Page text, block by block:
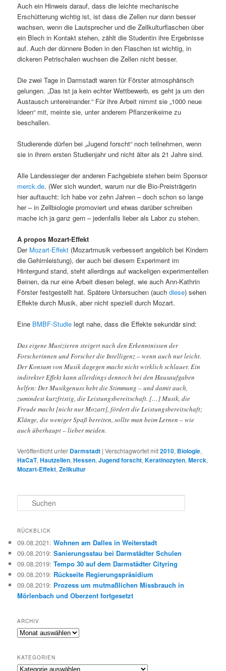
Auch ein Hinweis darauf, dass die leichte mechanische
Erschütterung wichtig ist, ist dass die Zellen nur dann besser
wachsen, wenn die Lautsprecher und die Zellkulturflaschen über
ein Blech in Kontakt stehen, zählt die Studentin ihre Ergebnisse
auf. Auch der dünnere Boden in den Flaschen ist wichtig, in
dickeren Petrischalen wuchsen die Zellen nicht besser.
Die zwei Tage in Darmstadt waren für Förster atmosphärisch
gelungen. „Das ist ja kein echter Wettbewerb, es geht ja um den
Austausch untereinander.“ Für ihre Arbeit nimmt sie „1000 neue
Ideen“ mit, meinte sie, unter anderem Pflanzenkeime zu
beschallen.
Studierende dürfen bei „Jugend forscht“ noch teilnehmen, wenn
sie in ihrem ersten Studienjahr und nicht älter als 21 Jahre sind.
Alle Landessieger der anderen Fachgebiete stehen beim Sponsor
merck.de. (Wer sich wundert, warum nur die Bio-Preisträgerin
hier auftaucht: Ich habe vor zehn Jahren – doch schon so lange
her – in Zellbiologie promoviert und etwas darüber schreiben
mache ich ja ganz gern – jedenfalls lieber als Labor zu stehen.
A propos Mozart-Effekt
Der Mozart-Effekt (Mozartmusik verbessert angeblich bei Kindern
die Gehirnleistung), der auch bei diesem Experiment im
Hintergund stand, steht allerdings auf wackeligen experimentellen
Beinen, da nur eine Arbeit diesen belegt, wie auch Ann-Kathrin
Förster festgestellt hat. Spätere Untersuchen (auchdiese) sehen
Effekte durch Musik, aber nicht speziell durch Mozart.
Eine BMBF-Studie legt nahe, dass die Effekte sekundär sind:
Das eigene Musizieren steigert nach den Erkenntnissen der
Forscherinnen und Forscher die Intelligenz – wenn auch nur leicht.
Der Konsum von Musik dagegen macht nicht wirklich schlauer. Ein
indirekter Effekt kann allerdings dennoch bei den Hausaufgaben
helfen: Der Musikgenuss hebt die Stimmung – und damit auch,
zumindest kurzfristig, die Leistungsbereitschaft. […] Musik, die
Freude macht [nicht nur Mozart], fördert die Leistungsbereitschaft;
Klänge, die weniger Spaß bereiten, sollte man beim Lernen – wie
auch überhaupt – lieber meiden.
Veröffentlicht unter Darmstadt |Verschlagwortet mit2010, Biologie,
HaCaT,Hautzellen,Hessen,Jugend forscht,Keratinozyten,Merck,
Mozart-Effekt,Zellkultur
u
h
n
RÜCKBLICK
09.08.2021:Wohnen am Dalles in Weiterstadt
09.08.2019:Sanierungsstau bei Darmstädter Schulen
09.08.2019:Tempo 30 auf dem Darmstädter Cityring
09.08.2019: Rückseite Regierungspräsidium
09.08.2019: Prozess um mutmaßlichen Missbrauch in
Mörlenbach und Oberzent fortgesetzt
ARCHIV
Archiv
KATEGORIEN
Kategorien